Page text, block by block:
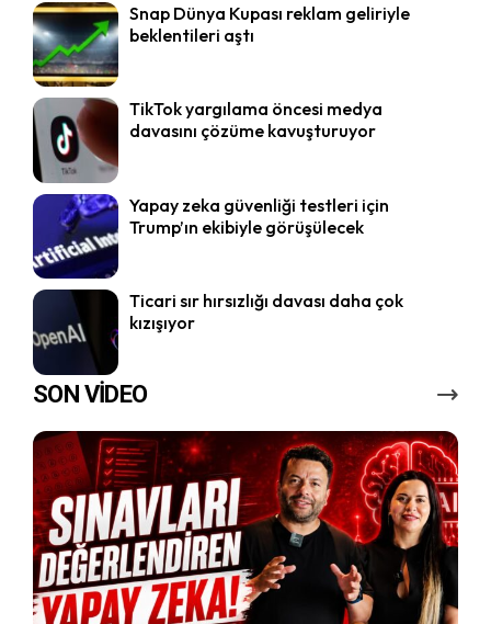
Snap Dünya Kupası reklam geliriyle
beklentileri aştı
TikTok yargılama öncesi medya
davasını çözüme kavuşturuyor
Yapay zeka güvenliği testleri için
Trump’ın ekibiyle görüşülecek
Ticari sır hırsızlığı davası daha çok
kızışıyor
SON VİDEO